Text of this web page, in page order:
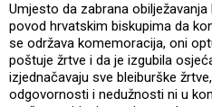
Umjesto da zabrana
povod hrvatskim biskupima da
se održava komemoracija, oni
poštuje žrtve i da je izgubila
izjednačavaju sve bleiburške
odgovornosti i nedužnosti ni u